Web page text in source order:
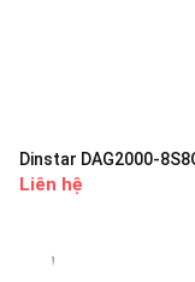
Dinstar DAG2000-
Liên hệ